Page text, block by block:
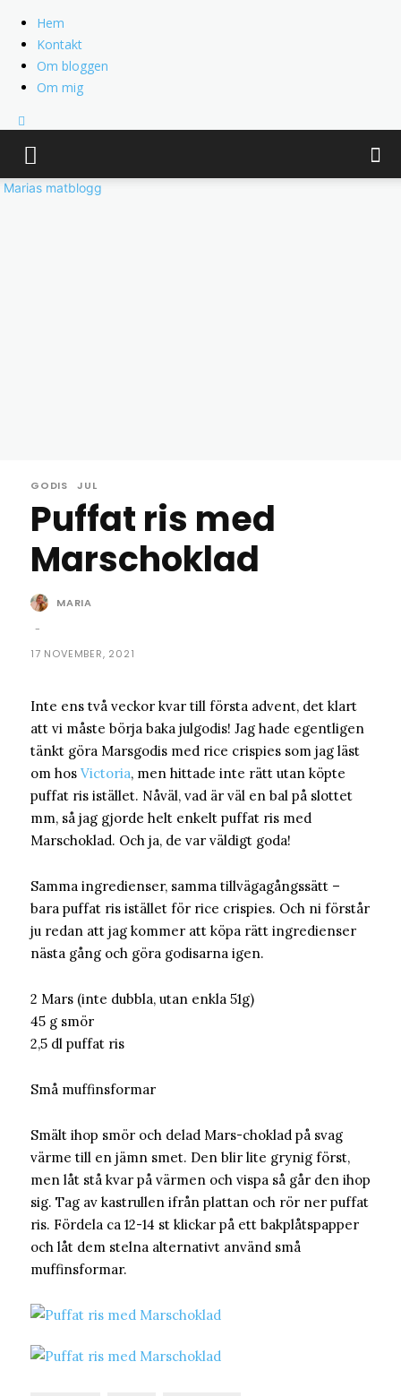
Hem
Kontakt
Om bloggen
Om mig
Marias matblogg
GODIS JUL
Puffat ris med
Marschoklad
MARIA
-
17 NOVEMBER, 2021
Inte ens två veckor kvar till första advent, det klart
att vi måste börja baka julgodis! Jag hade egentligen
tänkt göra Marsgodis med rice crispies som jag läst
om hos Victoria, men hittade inte rätt utan köpte
puffat ris istället. Nåväl, vad är väl en bal på slottet
mm, så jag gjorde helt enkelt puffat ris med
Marschoklad. Och ja, de var väldigt goda!
Samma ingredienser, samma tillvägagångssätt –
bara puffat ris istället för rice crispies. Och ni förstår
ju redan att jag kommer att köpa rätt ingredienser
nästa gång och göra godisarna igen.
2 Mars (inte dubbla, utan enkla 51g)
45 g smör
2,5 dl puffat ris
Små muffinsformar
Smält ihop smör och delad Mars-choklad på svag
värme till en jämn smet. Den blir lite grynig först,
men låt stå kvar på värmen och vispa så går den ihop
sig. Tag av kastrullen ifrån plattan och rör ner puffat
ris. Fördela ca 12-14 st klickar på ett bakplåtspapper
och låt dem stelna alternativt använd små
muffinsformar.